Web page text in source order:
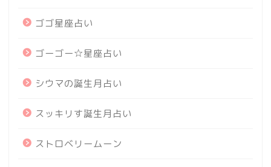
ゴゴ星座占い
ゴーゴー☆星座占い
シウマの誕生月占い
スッキリす誕生月占い
ストロベリームーン